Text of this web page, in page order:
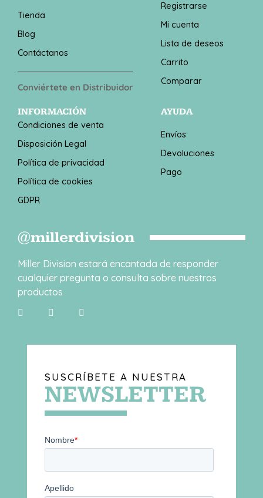
Tienda
Blog
Contáctanos
Conviértete en Distribuidor
Registrarse
Mi cuenta
Lista de deseos
Carrito
Comparar
INFORMACIÓN
Condiciones de venta
Disposición Legal
Política de privacidad
Política de cookies
GDPR
AYUDA
Envíos
Devoluciones
Pago
@millerdivision
Miller Division estará encantada de responder
cualquier pregunta o consulta sobre nuestros
productos
SUSCRÍBETE A NUESTRA
NEWSLETTER